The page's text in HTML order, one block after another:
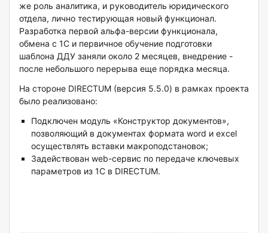
же роль аналитика, и руководитель юридического
отдела, лично тестирующая новый функционал.
Разработка первой альфа-версии функционала,
обмена с 1С и первичное обучение подготовки
шаблона ДДУ заняли около 2 месяцев, внедрение -
после небольшого перерыва еще порядка месяца.
На стороне DIRECTUM (версия 5.5.0) в рамках проекта
было реализовано:
Подключен модуль «Конструктор документов»,
позволяющий в документах формата word и excel
осуществлять вставки макроподстановок;
Задействован web-сервис по передаче ключевых
параметров из 1С в DIRECTUM.